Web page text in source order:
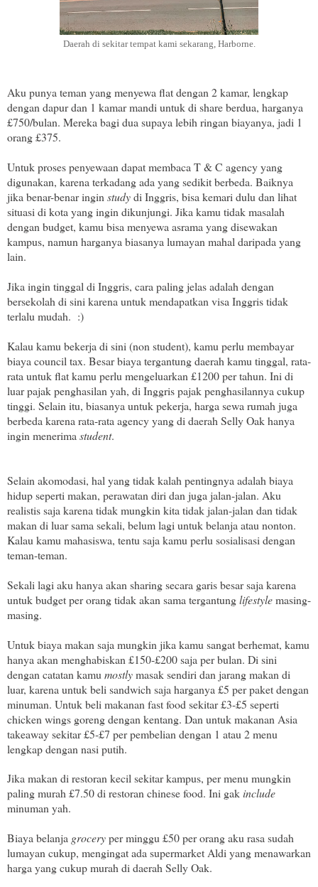
Daerah di sekitar tempat kami sekarang, Harborne.
Aku punya teman yang menyewa flat dengan 2 kamar, lengkap
dengan dapur dan 1 kamar mandi untuk di share berdua, harganya
£750/bulan. Mereka bagi dua supaya lebih ringan biayanya, jadi 1
orang £375.
Untuk proses penyewaan dapat membaca T & C agency yang
digunakan, karena terkadang ada yang sedikit berbeda. Baiknya
jika benar-benar ingin studydi Inggris, bisa kemari dulu dan lihat
situasi di kota yang ingin dikunjungi. Jika kamu tidak masalah
dengan budget, kamu bisa menyewa asrama yang disewakan
kampus, namun harganya biasanya lumayan mahal daripada yang
lain.
Jika ingin tinggal di Inggris, cara paling jelas adalah dengan
bersekolah di sini karena untuk mendapatkan visa Inggris tidak
terlalu mudah. :)
Kalau kamu bekerja di sini (non student), kamu perlu membayar
biaya council tax. Besar biaya tergantung daerah kamu tinggal, rata-
rata untuk flat kamu perlu mengeluarkan £1200 per tahun. Ini di
luar pajak penghasilan yah, di Inggris pajak penghasilannya cukup
tinggi. Selain itu, biasanya untuk pekerja, harga sewa rumah juga
berbeda karena rata-rata agency yang di daerah Selly Oak hanya
ingin menerima student.
Selain akomodasi, hal yang tidak kalah pentingnya adalah biaya
hidup seperti makan, perawatan diri dan juga jalan-jalan. Aku
realistis saja karena tidak mungkin kita tidak jalan-jalan dan tidak
makan di luar sama sekali, belum lagi untuk belanja atau nonton.
Kalau kamu mahasiswa, tentu saja kamu perlu sosialisasi dengan
teman-teman.
Sekali lagi aku hanya akan sharing secara garis besar saja karena
untuk budget per orang tidak akan sama tergantunglifestylemasing-
masing.
Untuk biaya makan saja mungkin jika kamu sangat berhemat, kamu
hanya akan menghabiskan £150-£200 saja per bulan. Di sini
dengan catatan kamu mostlymasak sendiri dan jarang makan di
luar, karena untuk beli sandwich saja harganya £5 per paket dengan
minuman. Untuk beli makanan fast food sekitar £3-£5 seperti
chicken wings goreng dengan kentang. Dan untuk makanan Asia
takeaway sekitar £5-£7 per pembelian dengan 1 atau 2 menu
lengkap dengan nasi putih.
Jika makan di restoran kecil sekitar kampus, per menu mungkin
paling murah £7.50 di restoran chinese food. Ini gakinclude
minuman yah.
Biaya belanja groceryper minggu £50 per orang aku rasa sudah
lumayan cukup, mengingat ada supermarket Aldi yang menawarkan
harga yang cukup murah di daerah Selly Oak.